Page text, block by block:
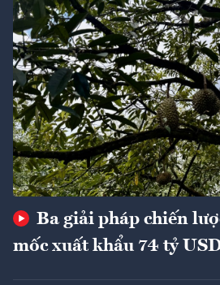
Ba giải pháp chiến
mốc xuất khẩu 74 tỷ